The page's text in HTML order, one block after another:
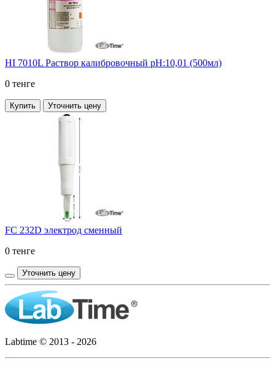
HI 7010L Раствор калибровочный рН:10,01 (500мл)
0 тенге
Купить Уточнить цену
FC 232D электрод сменный
0 тенге
Уточнить цену
Labtime © 2013 - 2026